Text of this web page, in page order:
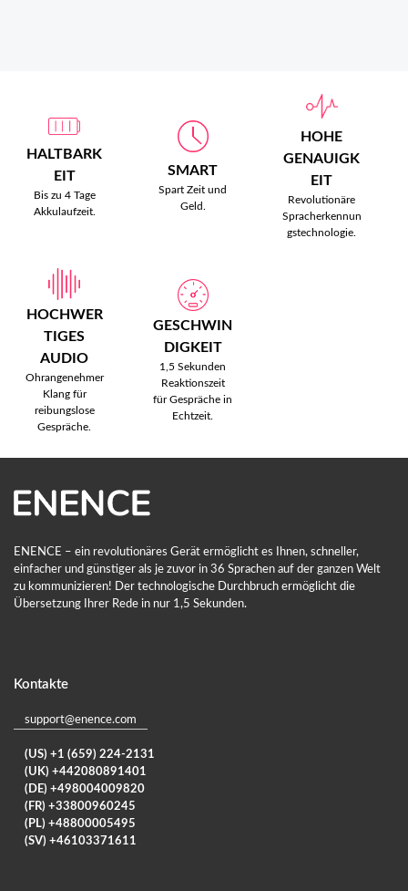
HALTBARK
EIT
Bis zu 4 Tage
Akkulaufzeit.
SMART
Spart Zeit und
Geld.
HOHE
GENAUIGK
EIT
Revolutionäre
Spracherkennun
gstechnologie.
HOCHWER
TIGES
AUDIO
Ohrangenehmer
Klang für
reibungslose
Gespräche.
GESCHWIN
DIGKEIT
1,5 Sekunden
Reaktionszeit
für Gespräche in
Echtzeit.
ENENCE – ein revolutionäres Gerät ermöglicht es Ihnen, schneller,
einfacher und günstiger als je zuvor in 36 Sprachen auf der ganzen Welt
zu kommunizieren! Der technologische Durchbruch ermöglicht die
Übersetzung Ihrer Rede in nur 1,5 Sekunden.
Kontakte
support@enence.com
(US) +1 (659) 224-2131
(UK) +442080891401
(DE) +498004009820
(FR) +33800960245
(PL) +48800005495
(SV) +46103371611